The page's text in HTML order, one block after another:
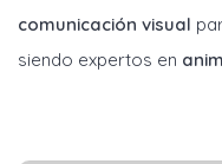
comunicación visual
siendo expertos en